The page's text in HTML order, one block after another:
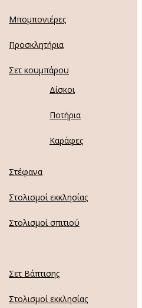
Μπομπονιέρες
Προσκλητήρια
Σετ κουμπάρου
Δίσκοι
Ποτήρια
Καράφες
Στέφανα
Στολισμοί εκκλησίας
Στολισμοί σπιτιού
Σετ Βάπτισης
Στολισμοί εκκλησίας